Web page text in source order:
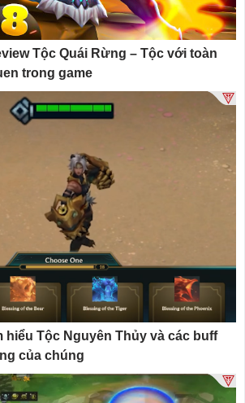
Tộc Quái Rừng – Tộc với toàn
trong game
hiểu Tộc Nguyên Thủy và các buff
của chúng